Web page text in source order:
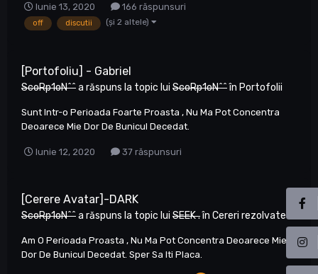
Iunie 13, 2020 166 răspunsuri
off discutii (și 2 altele)
[Portofoliu] - Gabriel
ScoRp1oN^^a răspuns la topic lui ScoRp1oN^^în Portofolii
Sunt Intr-o Perioada Foarte Proasta , Nu Ma Pot Concentra
Deoarece Mie Dor De Bunicul Decedat.
Iunie 12, 2020 37 răspunsuri
[Cerere Avatar]-DARK
ScoRp1oN^^a răspuns la topic lui SEEK .în Cereri rezolvate
Am O Perioada Proasta , Nu Ma Pot Concentra Deoarece Mie
Dor De Bunicul Decedat. Sper Sa Iti Placa.